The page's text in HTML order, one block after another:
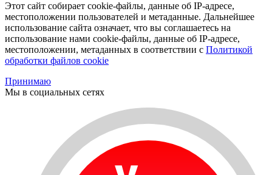
Этот сайт собирает cookie-файлы, данные об IP-адресе,
местоположении пользователей и метаданные. Дальнейшее
использование сайта означает, что вы соглашаетесь на
использование нами cookie-файлы, данные об IP-адресе,
местоположении, метаданных в соответствии с Политикой
обработки файлов cookie
Принимаю
Мы в социальных сетях